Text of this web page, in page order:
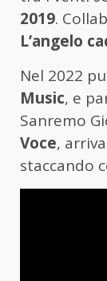
2019.
L’angelo
Nel 2022
Music, e
Sanremo
Voce,
staccando